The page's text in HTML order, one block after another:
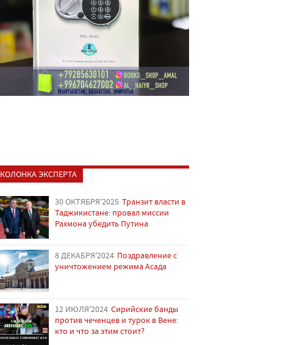
КОЛОНКА ЭКСПЕРТА
30 ОКТЯБРЯ'2025 Транзит власти в
Таджикистане: провал миссии
Рахмона убедить Путина
8 ДЕКАБРЯ'2024 Поздравление с
уничтожением режима Асада
12 ИЮЛЯ'2024 Сирийские банды
против чеченцев и турок в Вене:
кто и что за этим стоит?